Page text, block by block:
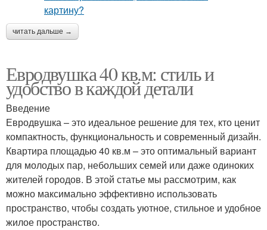
читать дальше →
Евродвушка 40 кв.м: стиль и
удобство в каждой детали
Введение
Евродвушка – это идеальное решение для тех, кто ценит
компактность, функциональность и современный дизайн.
Квартира площадью 40 кв.м – это оптимальный вариант
для молодых пар, небольших семей или даже одиноких
жителей городов. В этой статье мы рассмотрим, как
можно максимально эффективно использовать
пространство, чтобы создать уютное, стильное и удобное
жилое пространство.